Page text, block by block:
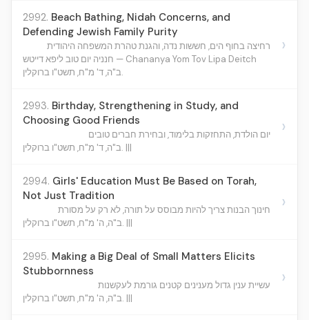
2992. Beach Bathing, Nidah Concerns, and
Defending Jewish Family Purity
רחיצה בחוף הים, חששות נדה, והגנת טהרת המשפחה היהודית
חנניה יום טוב ליפא דייטש — Chananya Yom Tov Lipa Deitch
ב"ה, ד' מ"ח, תשט"ו ברוקלין.
›
2993. Birthday, Strengthening in Study, and
Choosing Good Friends
יום הולדת, התחזקות בלימוד, ובחירת חברים טובים
ב"ה, ד' מ"ח, תשט"ו ברוקלין. |||
›
2994. Girls' Education Must Be Based on Torah,
Not Just Tradition
חינוך הבנות צריך להיות מבוסס על תורה, לא רק על מסורת
ב"ה, ה' מ"ח, תשט"ו ברוקלין. |||
›
2995. Making a Big Deal of Small Matters Elicits
Stubbornness
עשיית ענין גדול מענינים קטנים גורמת לעקשנות
ב"ה, ה' מ"ח, תשט"ו ברוקלין. |||
›